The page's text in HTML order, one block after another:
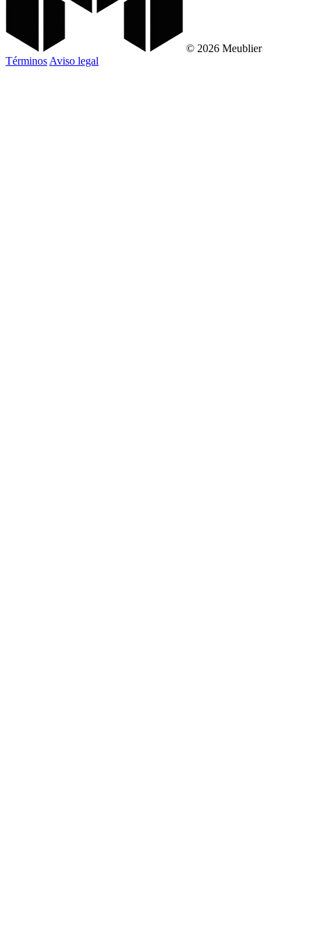
© 2026 Meublier
Términos Aviso legal